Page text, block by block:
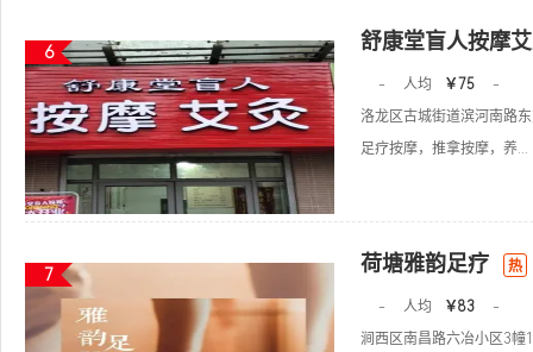
6 舒康堂盲人按摩
- 人均 ￥75
-
洛龙区古城街道滨河南路
足疗按摩，推拿按摩，养...
7 荷塘雅韵足疗 热
- 人均 ￥83
-
涧西区南昌路六冶小区3幢